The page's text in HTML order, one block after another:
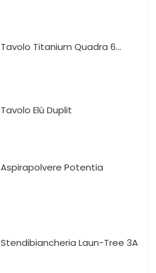
Tavolo Titanium Quadra 6...
Tavolo Elù Duplit
Aspirapolvere Potentia
Stendibiancheria Laun-Tree 3A